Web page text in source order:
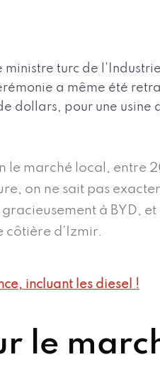
turc de
a même été
dollars, pour une usine
le marché local, entre
on ne sait pas
à BYD,
côtière d’Izmir.
incluant les diesel !
le